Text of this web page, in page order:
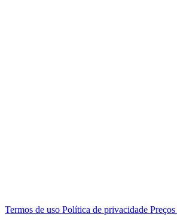
Termos de uso Política de privacidade Preços